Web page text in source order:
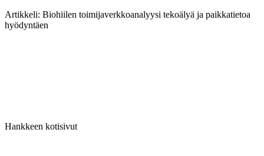
Artikkeli: Biohiilen toimijaverkkoanalyysi tekoälyä ja paikkatietoa
hyödyntäen
Hankkeen kotisivut